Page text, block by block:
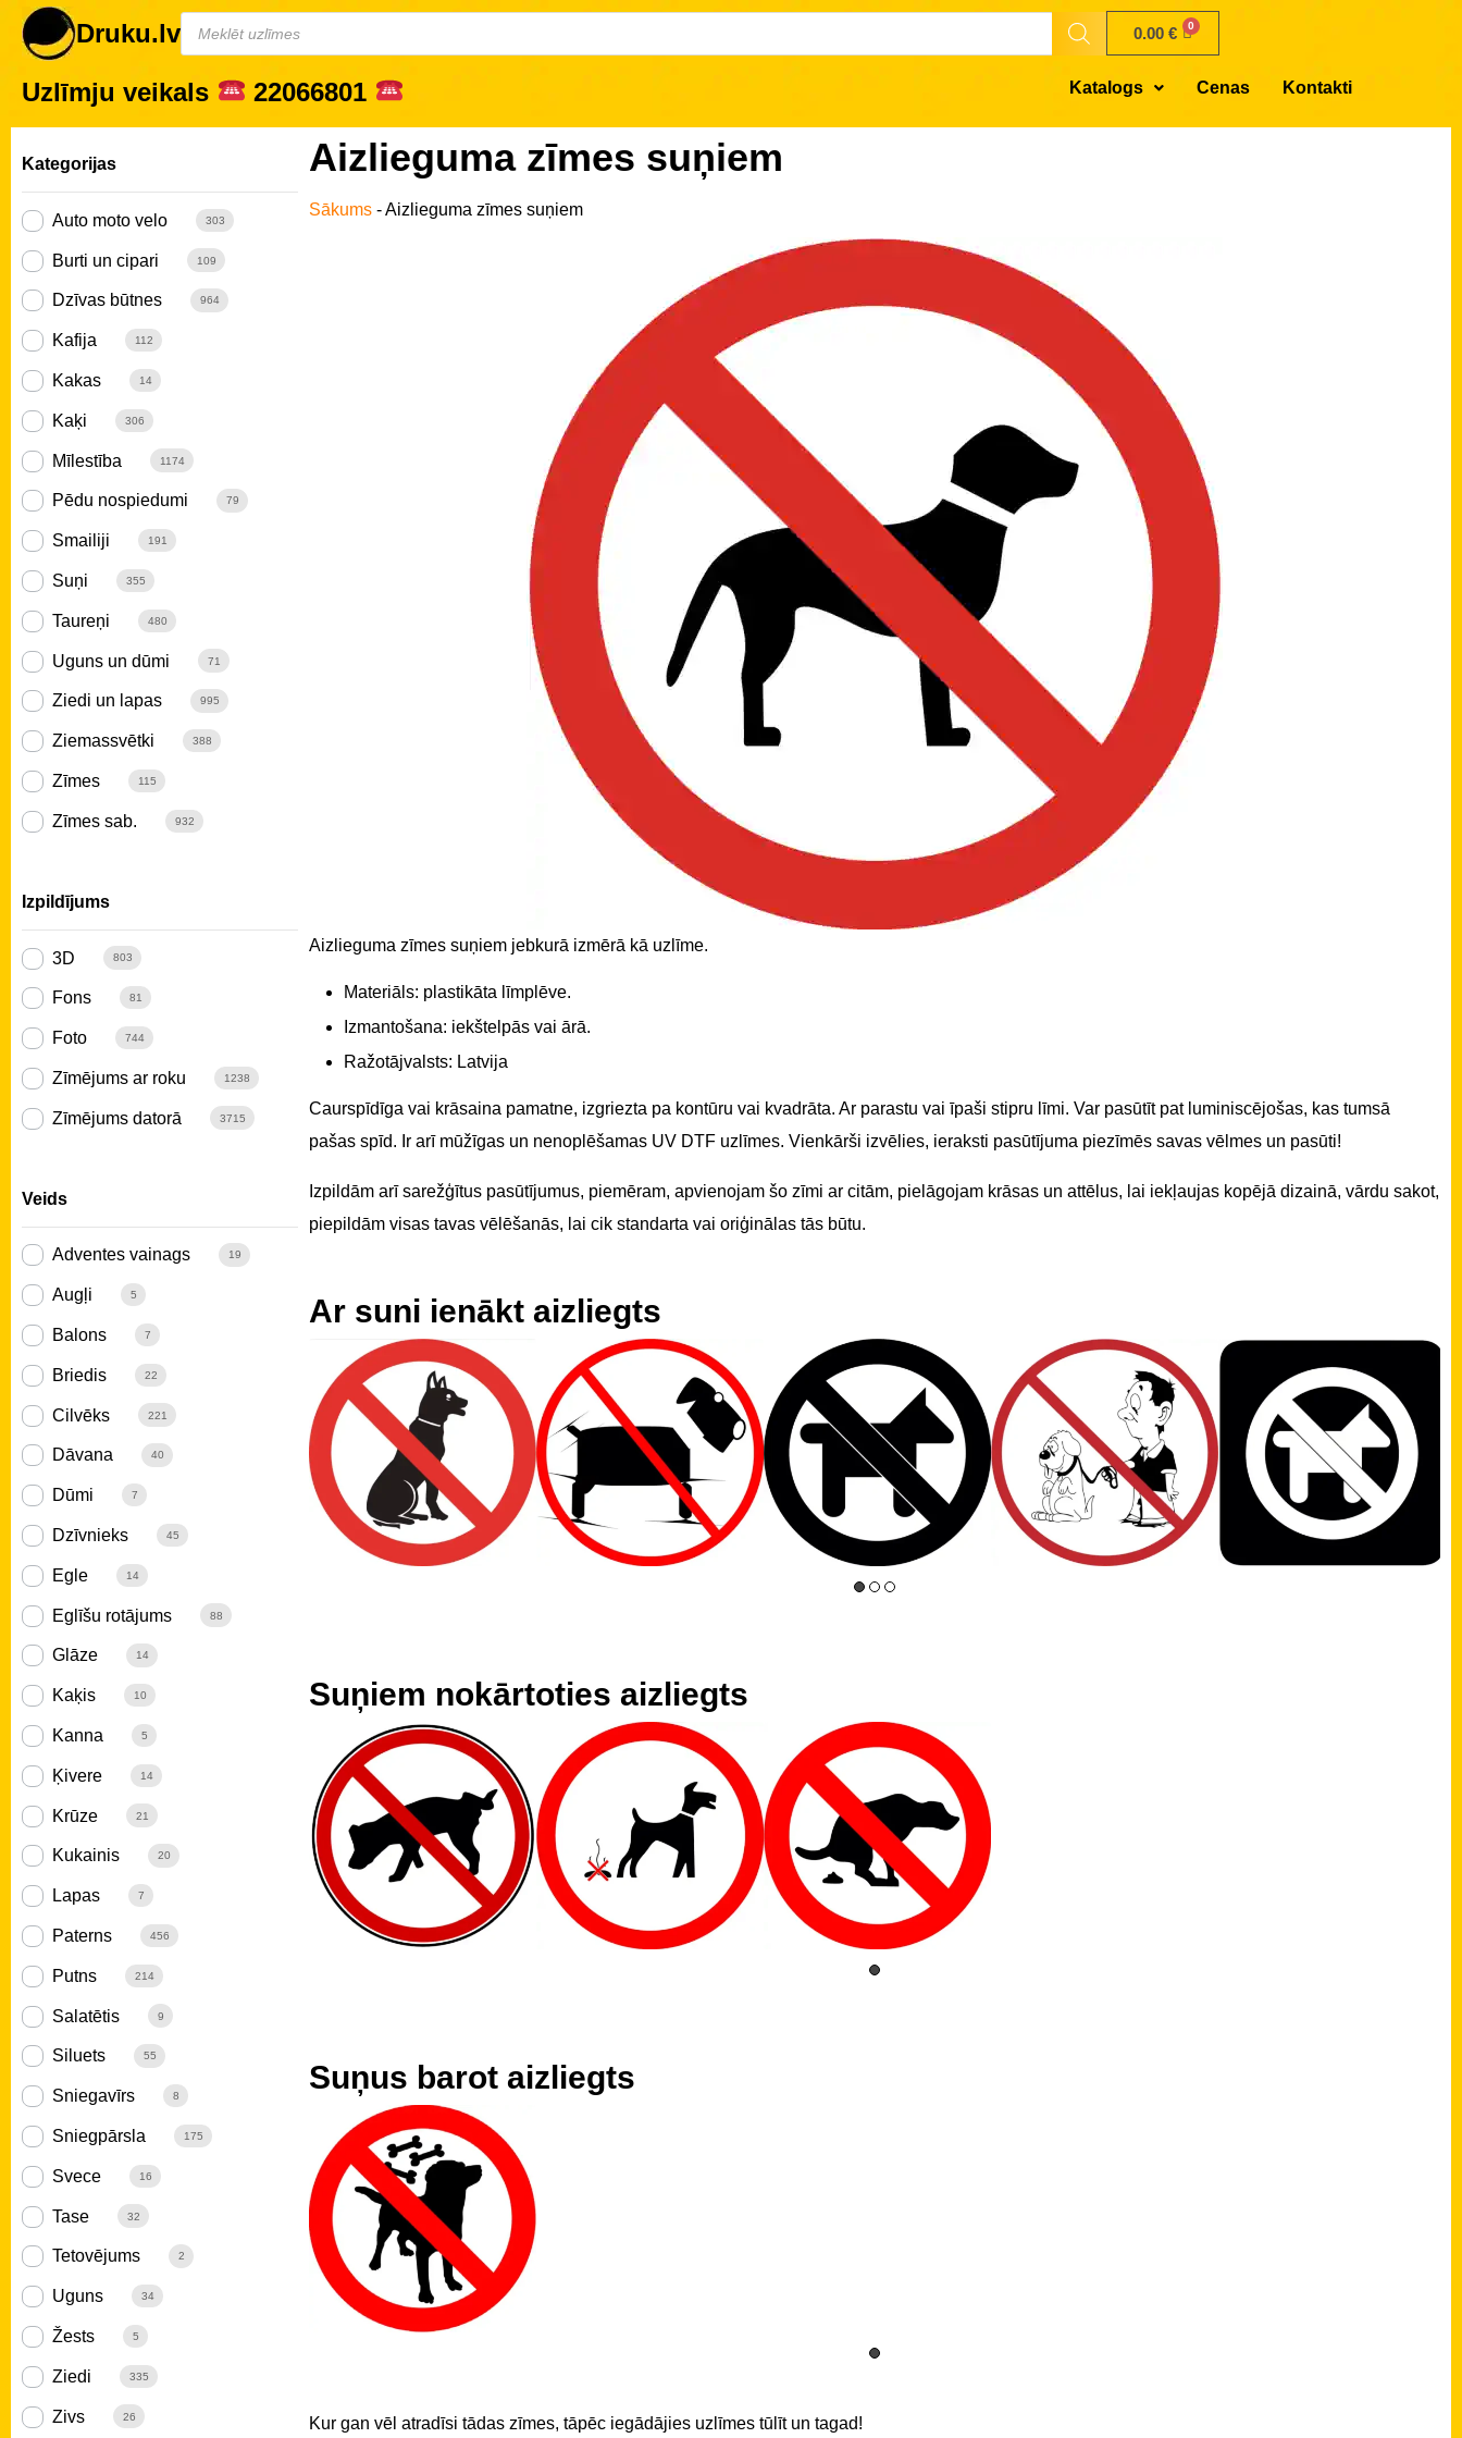
Druku.lv 0.00€
Uzlīmju veikals 22066801 Katalogs Cenas Kontakti
Kategorijas
Auto moto velo 303
Burti un cipari 109
Dzīvas būtnes 964
Kafija 112
Kakas 14
Kaķi 306
Mīlestība 1174
Pēdu nospiedumi 79
Smailiji 191
Suņi 355
Taureņi 480
Uguns un dūmi 71
Ziedi un lapas 995
Ziemassvētki 388
Zīmes 115
Zīmes sab. 932
Izpildījums
3D 803
Fons 81
Foto 744
Zīmējums ar roku 1238
Zīmējums datorā 3715
Veids
Adventes vainags 19
Augļi 5
Balons 7
Briedis 22
Cilvēks 221
Dāvana 40
Dūmi 7
Dzīvnieks 45
Egle 14
Eglīšu rotājums 88
Glāze 14
Kaķis 10
Kanna 5
Ķivere 14
Krūze 21
Kukainis 20
Lapas 7
Paterns 456
Putns 214
Salatētis 9
Siluets 55
Sniegavīrs 8
Sniegpārsla 175
Svece 16
Tase 32
Tetovējums 2
Uguns 34
Žests 5
Ziedi 335
Zivs 26
Aizlieguma zīmes suņiem
Sākums-Aizlieguma zīmes suņiem
Aizlieguma zīmes suņiem jebkurā izmērā kā uzlīme.
Materiāls: plastikāta līmplēve.
Izmantošana: iekštelpās vai ārā.
Ražotājvalsts: Latvija
Caurspīdīga vai krāsaina pamatne, izgriezta pa kontūru vai kvadrāta. Ar parastu vai īpaši stipru līmi. Var pasūtīt pat luminiscējošas, kas tumsā
pašas spīd. Ir arī mūžīgas un nenoplēšamas UV DTF uzlīmes. Vienkārši izvēlies, ieraksti pasūtījuma piezīmēs savas vēlmes un pasūti!
Izpildām arī sarežģītus pasūtījumus, piemēram, apvienojam šo zīmi ar citām, pielāgojam krāsas un attēlus, lai iekļaujas kopējā dizainā, vārdu sakot,
piepildām visas tavas vēlēšanās, lai cik standarta vai oriģinālas tās būtu.
Ar suni ienākt aizliegts
Suņiem nokārtoties aizliegts
Suņus barot aizliegts
Kur gan vēl atradīsi tādas zīmes, tāpēc iegādājies uzlīmes tūlīt un tagad!